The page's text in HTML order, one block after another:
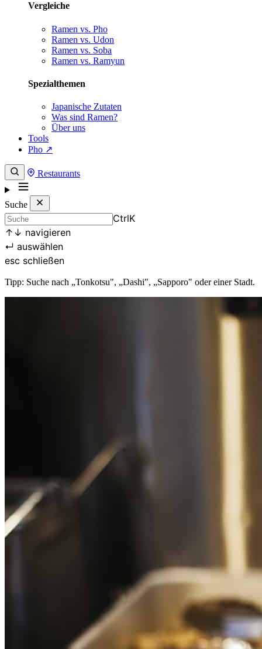
Vergleiche
Ramen vs. Pho
Ramen vs. Udon
Ramen vs. Soba
Ramen vs. Ramyun
Spezialthemen
Japanische Zutaten
Was sind Ramen?
Über uns
Tools
Pho ↗
Restaurants
Suche
CtrlK
↑ ↓ navigieren
↵ auswählen
esc schließen
Tipp: Suche nach „Tonkotsu", „Dashi", „Sapporo" oder einer Stadt.